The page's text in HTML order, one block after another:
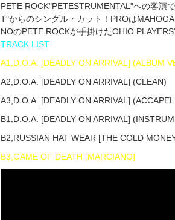
PETE ROCK"PETESTRUMENTAL"への客演
T"からのシングル・カット！PROは
NOのPETE ROCKが手掛けたOHIO
TRACK LIST
A1,D.O.A. [DEADLY ON ARRIVAL] (ALBUM
A2,D.O.A. [DEADLY ON ARRIVAL] (CLEAN)
A3,D.O.A. [DEADLY ON ARRIVAL]
B1,D.O.A. [DEADLY ON ARRIVAL]
B2,RUSSIAN HAT WEAR [THE COLD
B3,GAME OF DEATH [MARCIANO]